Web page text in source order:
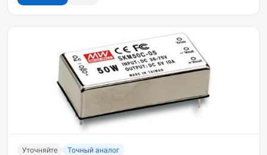
Уточняйте Точный аналог